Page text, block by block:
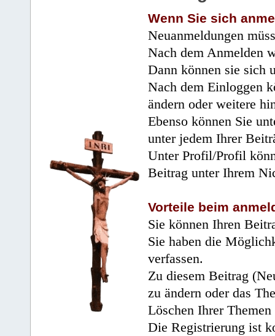
Wenn Sie sich
Neuanmeldungen
Nach dem Anmelden
Dann können sie sich
Nach dem Einloggen
ändern oder weitere
Ebenso können Sie
unter jedem Ihrer
Unter Profil/Profil
Beitrag unter Ihrem
Vorteile beim
Sie können Ihren
Sie haben die
verfassen.
Zu diesem Beitrag
zu ändern oder das
Löschen Ihrer
Die Registrierung ist